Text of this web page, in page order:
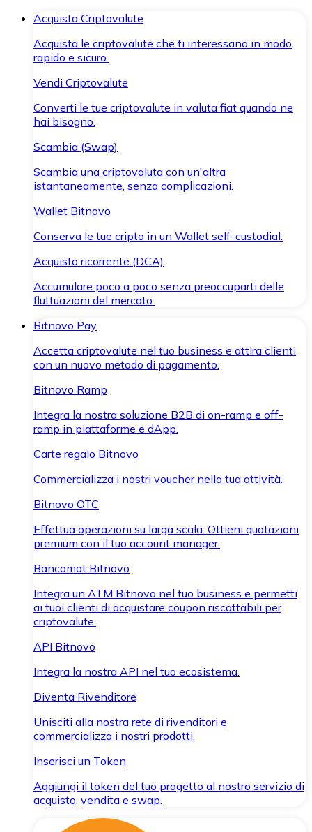
Acquista Criptovalute
Acquista le criptovalute che ti interessano in modo
rapido e sicuro.
Vendi Criptovalute
Converti le tue criptovalute in valuta fiat quando ne
hai bisogno.
Scambia (Swap)
Scambia una criptovaluta con un'altra
istantaneamente, senza complicazioni.
Wallet Bitnovo
Conserva le tue cripto in un Wallet self-custodial.
Acquisto ricorrente (DCA)
Accumulare poco a poco senza preoccuparti delle
fluttuazioni del mercato.
Bitnovo Pay
Accetta criptovalute nel tuo business e attira clienti
con un nuovo metodo di pagamento.
Bitnovo Ramp
Integra la nostra soluzione B2B di on-ramp e off-
ramp in piattaforme e dApp.
Carte regalo Bitnovo
Commercializza i nostri voucher nella tua attività.
Bitnovo OTC
Effettua operazioni su larga scala. Ottieni quotazioni
premium con il tuo account manager.
Bancomat Bitnovo
Integra un ATM Bitnovo nel tuo business e permetti
ai tuoi clienti di acquistare coupon riscattabili per
criptovalute.
API Bitnovo
Integra la nostra API nel tuo ecosistema.
Diventa Rivenditore
Unisciti alla nostra rete di rivenditori e
commercializza i nostri prodotti.
Inserisci un Token
Aggiungi il token del tuo progetto al nostro servizio di
acquisto, vendita e swap.